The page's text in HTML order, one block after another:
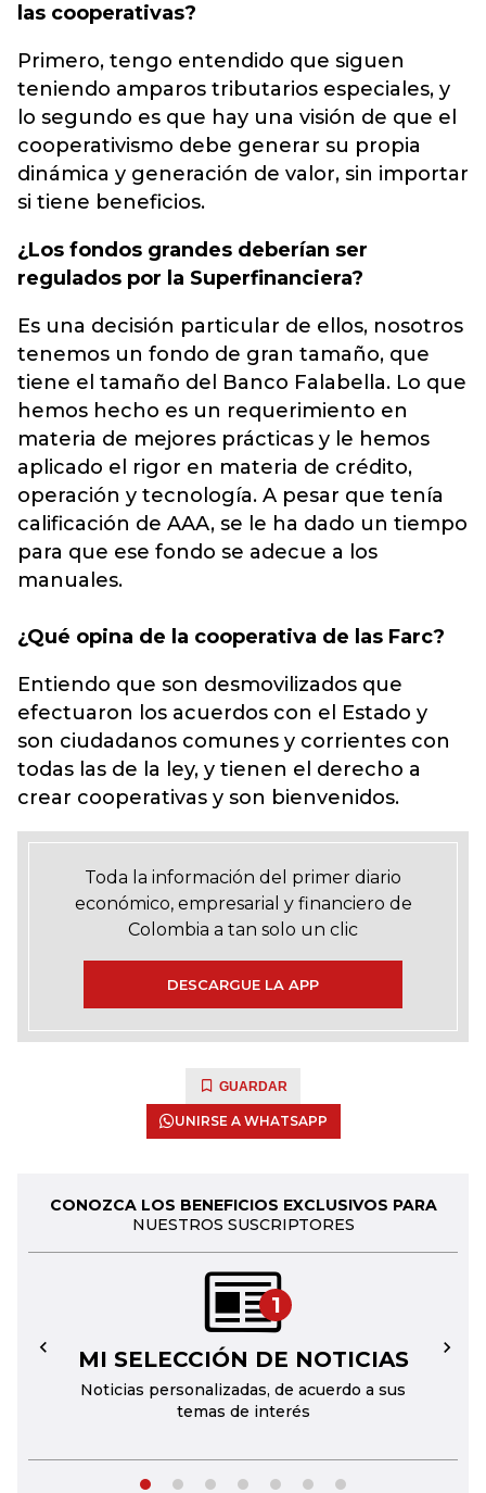
las cooperativas?
Primero, tengo entendido que siguen
teniendo amparos tributarios especiales, y
lo segundo es que hay una visión de que el
cooperativismo debe generar su propia
dinámica y generación de valor, sin importar
si tiene beneficios.
¿Los fondos grandes deberían ser
regulados por la Superfinanciera?
Es una decisión particular de ellos, nosotros
tenemos un fondo de gran tamaño, que
tiene el tamaño del Banco Falabella. Lo que
hemos hecho es un requerimiento en
materia de mejores prácticas y le hemos
aplicado el rigor en materia de crédito,
operación y tecnología. A pesar que tenía
calificación de AAA, se le ha dado un tiempo
para que ese fondo se adecue a los
manuales.
¿Qué opina de la cooperativa de las Farc?
Entiendo que son desmovilizados que
efectuaron los acuerdos con el Estado y
son ciudadanos comunes y corrientes con
todas las de la ley, y tienen el derecho a
crear cooperativas y son bienvenidos.
Toda la información del primer diario
económico, empresarial y financiero de
Colombia a tan solo un clic
DESCARGUE LA APP
GUARDAR
UNIRSE A WHATSAPP
CONOZCA LOS BENEFICIOS EXCLUSIVOS PARA
NUESTROS SUSCRIPTORES
1
MI SELECCIÓN DE NOTICIAS
Noticias personalizadas, de acuerdo a sus
temas de interés
← →